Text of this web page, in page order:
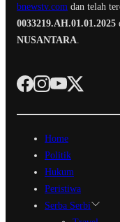
bnewstv.com dan telah
0033219.AH.01.01.2025
NUSANTARA
Home
Politik
Hukum
Peristiwa
Serba Serbi